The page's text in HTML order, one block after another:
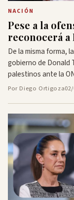
NACIÓN
Pese a la
reconocerá a
De la misma forma,
gobierno de Donald
palestinos ante la
Por Diego Ortigoza